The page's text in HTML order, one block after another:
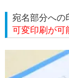
宛名部分への
可変印刷が可